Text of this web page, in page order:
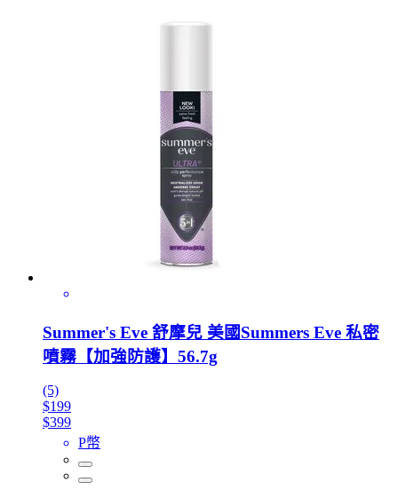
Summer's Eve 舒摩兒 美國Summers Eve 私密
噴霧【加強防護】56.7g
(5)
$199
$399
P幣